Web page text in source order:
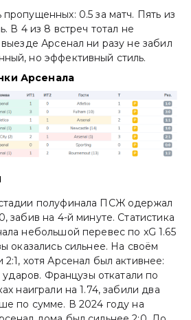
0.5 за матч. Пять из
В 4 из 8 встреч тотал не
Арсенал ни разу не забил
но эффективный стиль.
Арсенала
полуфинала ПСЖ одержал
забив на 4-й минуте. Статистика
небольшой перевес по xG 1.65
оказались сильнее. На своём
хотя Арсенал был активнее:
ударов. Французы откатали по
наиграли на 1.74, забили два
по сумме. В 2024 году на